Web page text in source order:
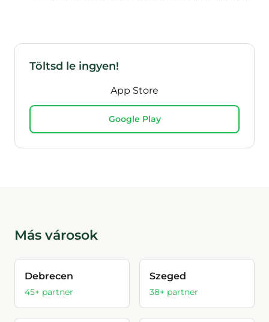
Töltsd le ingyen!
App Store
Google Play
Más városok
Debrecen
45+ partner
Szeged
38+ partner